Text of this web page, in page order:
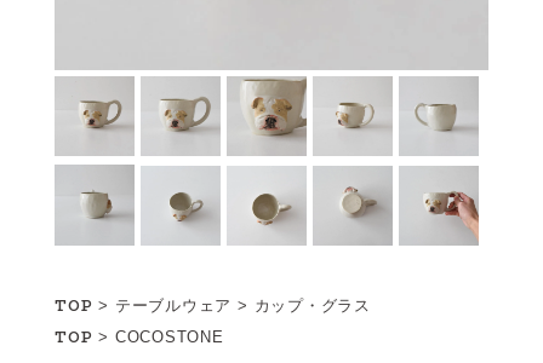
TOP > テーブルウェア > カップ・グラス
TOP > COCOSTONE